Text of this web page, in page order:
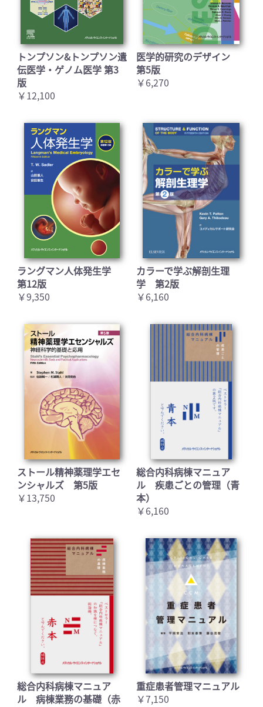
トンプソン&トンプソン遺
伝医学・ゲノム医学 第3
版
￥12,100
医学的研究のデザイン
第5版
￥6,270
ラングマン人体発生学
第12版
￥9,350
カラーで学ぶ解剖生理
学 第2版
￥6,160
ストール精神薬理学エセ
ンシャルズ 第5版
￥13,750
総合内科病棟マニュア
ル 疾患ごとの管理（青
本）
￥6,160
総合内科病棟マニュア
ル 病棟業務の基礎（赤
重症患者管理マニュアル
￥7,150